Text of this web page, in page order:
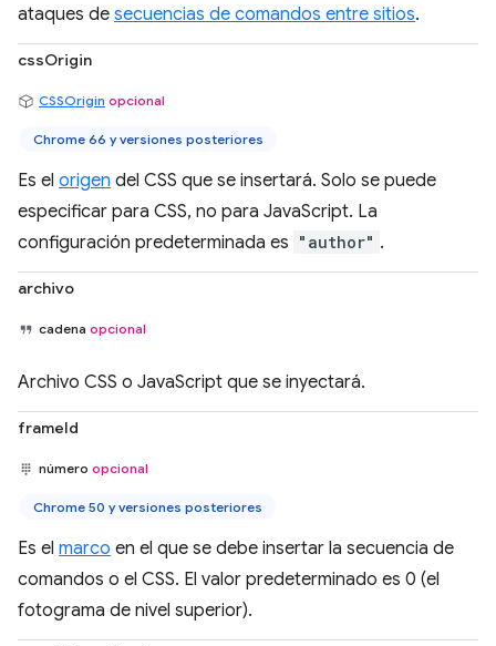
ataques de secuencias de comandos entre sitios.
cssOrigin
CSSOrigin opcional
Chrome 66 y versiones posteriores
Es el origen del CSS que se insertará. Solo se puede
especificar para CSS, no para JavaScript. La
configuración predeterminada es "author" .
archivo
cadena opcional
Archivo CSS o JavaScript que se inyectará.
frameId
número opcional
Chrome 50 y versiones posteriores
Es el marco en el que se debe insertar la secuencia de
comandos o el CSS. El valor predeterminado es 0 (el
fotograma de nivel superior).